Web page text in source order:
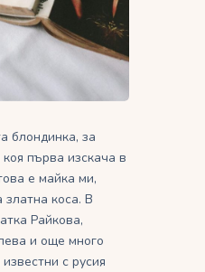
блондинка, за
първа изскача в
е майка ми,
златна коса. В
Райкова,
и още много
с русия